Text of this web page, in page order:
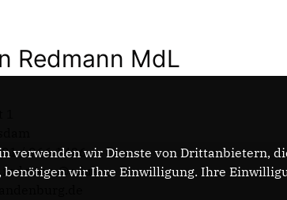
Redmann MdL
/ 966 1426
verwenden wir Dienste von Drittanbietern,
wir Ihre Einwilligung. Ihre